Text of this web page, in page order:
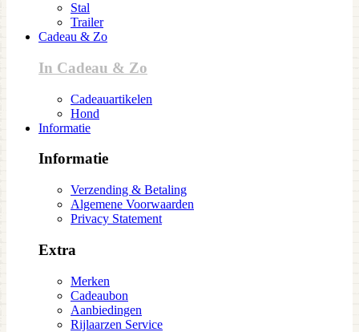
Stal
Trailer
Cadeau & Zo
In Cadeau & Zo
Cadeauartikelen
Hond
Informatie
Informatie
Verzending & Betaling
Algemene Voorwaarden
Privacy Statement
Extra
Merken
Cadeaubon
Aanbiedingen
Rijlaarzen Service